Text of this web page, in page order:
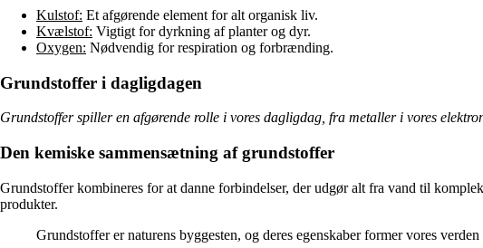
Kulstof: Et afgørende element for alt organisk liv.
Kvælstof: Vigtigt for dyrkning af planter og dyr.
Oxygen: Nødvendig for respiration og forbrænding.
Grundstoffer i dagligdagen
Grundstoffer spiller en afgørende rolle i vores dagligdag, fra metaller i vores
Den kemiske sammensætning af grundstoffer
Grundstoffer kombineres for at danne forbindelser, der udgør alt fra vand til
produkter.
Grundstoffer er naturens byggesten, og deres egenskaber former vores